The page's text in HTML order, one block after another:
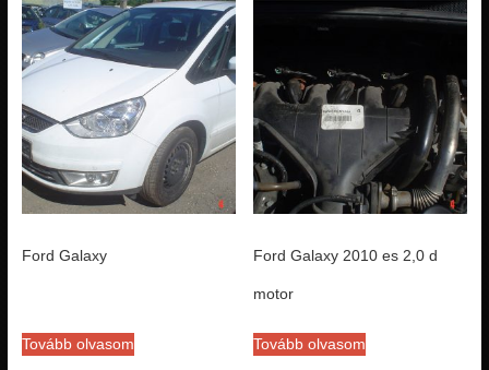
Ford Galaxy
Tovább olvasom
Ford Galaxy 2010 es 2,0 d
motor
Tovább olvasom